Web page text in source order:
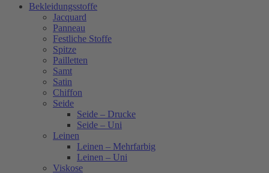
Bekleidungsstoffe
Jacquard
Panneau
Festliche Stoffe
Spitze
Pailletten
Samt
Satin
Chiffon
Seide
Seide – Drucke
Seide – Uni
Leinen
Leinen – Mehrfarbig
Leinen – Uni
Viskose